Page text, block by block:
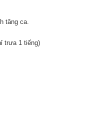
tăng ca.
trưa 1 tiếng)